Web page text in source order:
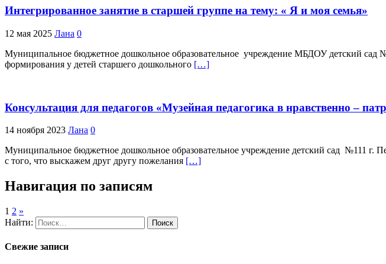
Интегрированное занятие в старшей группе на тему: « Я и моя семья»
12 мая 2025 Лана 0
Муниципальное бюджетное дошкольное образовательное учреждение МБДОУ детский
формирования у детей старшего дошкольного […]
Консультация для педагогов «Музейная педагогика в нравственно –
14 ноября 2023 Лана 0
Муниципальное бюджетное дошкольное образовательное учреждение детский сад №111
с того, что выскажем друг другу пожелания […]
Навигация по записям
1 2 »
Найти:
Свежие записи